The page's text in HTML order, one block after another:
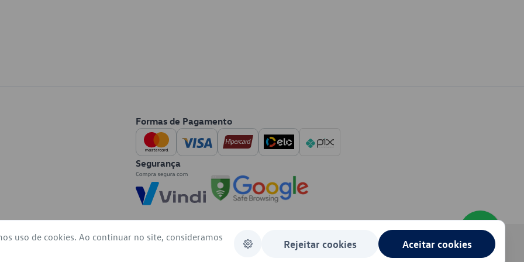
Formas de Pagamento
Segurança
uso de cookies. Ao continuar no site, consideramos
Rejeitar cookies Aceitar cookies